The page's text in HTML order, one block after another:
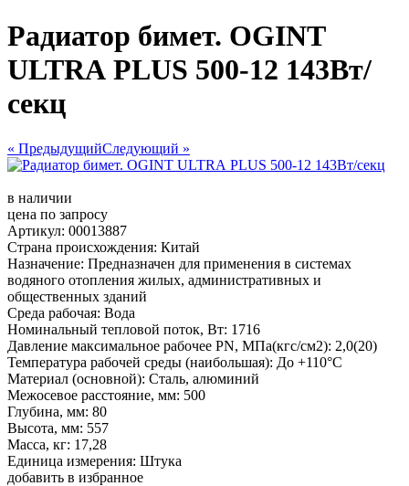
Радиатор бимет. OGINT
ULTRА PLUS 500-12 143Вт/
секц
« ПредыдущийСледующий »
в наличии
цена по запросу
Артикул: 00013887
Страна происхождения: Китай
Назначение: Предназначен для применения в системах
водяного отопления жилых, административных и
общественных зданий
Среда рабочая: Вода
Номинальный тепловой поток, Вт: 1716
Давление максимальное рабочее PN, МПа(кгс/см2): 2,0(20)
Температура рабочей среды (наибольшая): До +110°С
Материал (основной): Сталь, алюминий
Межосевое расстояние, мм: 500
Глубина, мм: 80
Высота, мм: 557
Масса, кг: 17,28
Единица измерения: Штука
добавить в избранное